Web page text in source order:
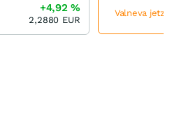
+4,92%
2,2880 EUR
Valneva jetzt